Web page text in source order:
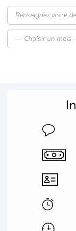
— Choisir un mois